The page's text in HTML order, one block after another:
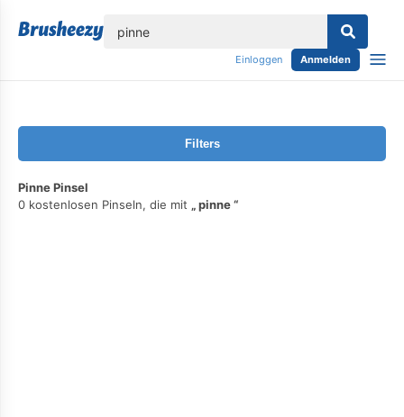
Einloggen Anmelden
Filters
Pinne Pinsel
0 kostenlosen Pinseln, die mit
pinne